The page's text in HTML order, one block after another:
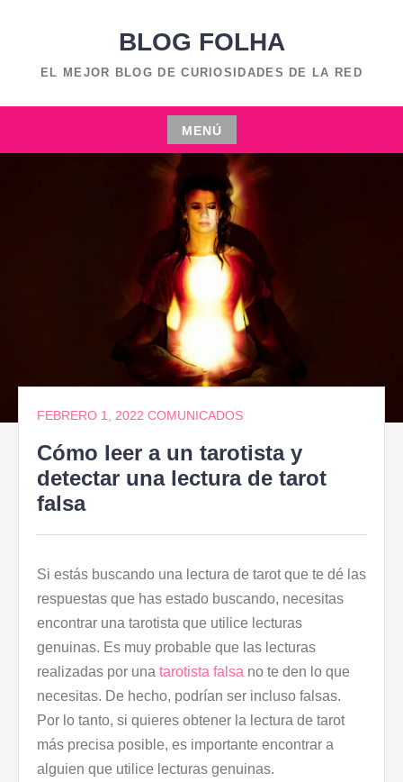
BLOG FOLHA
EL MEJOR BLOG DE CURIOSIDADES DE LA RED
MENÚ
Saltar
FEBRERO 1, 2022 COMUNICADOS
Cómo leer a un tarotista y
detectar una lectura de tarot
falsa
Si estás buscando una lectura de tarot que te dé las
respuestas que has estado buscando, necesitas
encontrar una tarotista que utilice lecturas
genuinas. Es muy probable que las lecturas
realizadas por una tarotista falsa no te den lo que
necesitas. De hecho, podrían ser incluso falsas.
Por lo tanto, si quieres obtener la lectura de tarot
más precisa posible, es importante encontrar a
alguien que utilice lecturas genuinas.